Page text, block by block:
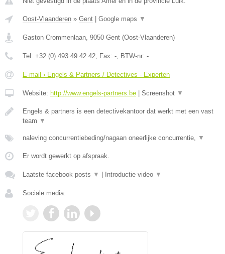
Oost-Vlaanderen » Gent Google maps ▼
Gaston Crommenlaan, 9050 Gent (Oost-Vlaanderen)
Tel: +32 (0) 493 49 42 42, Fax: -, BTW-nr: -
E-mail › Engels & Partners / Detectives - Experten
Website: http://www.engels-partners.be Screenshot ▼
Engels & partners is een detectivekantoor dat werkt met een vast
team ▼
naleving concurrentiebeding/nagaan oneerlijke concurrentie, ▼
Er wordt gewerkt op afspraak.
Laatste facebook posts ▼ Introductie video ▼
Sociale media: